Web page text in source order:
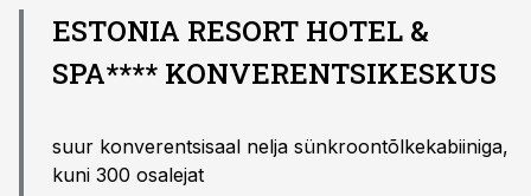
ESTONIA RESORT HOTEL &
SPA**** KONVERENTSIKESKUS
suur konverentsisaal nelja sünkroontõlkekabiiniga,
kuni 300 osalejat